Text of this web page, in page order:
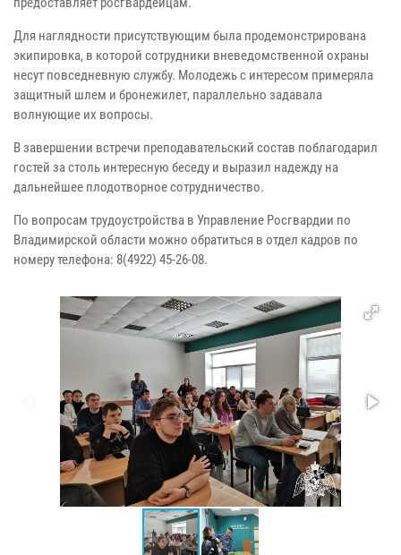
Для наглядности присутствующим была продемонстрирована
экипировка, в которой сотрудники вневедомственной охраны
несут повседневную службу. Молодежь с интересом примеряла
защитный шлем и бронежилет, параллельно задавала
волнующие их вопросы.
В завершении встречи преподавательский состав поблагодарил
гостей за столь интересную беседу и выразил надежду на
дальнейшее плодотворное сотрудничество.
По вопросам трудоустройства в Управление Росгвардии по
Владимирской области можно обратиться в отдел кадров по
номеру телефона: 8(4922) 45-26-08.